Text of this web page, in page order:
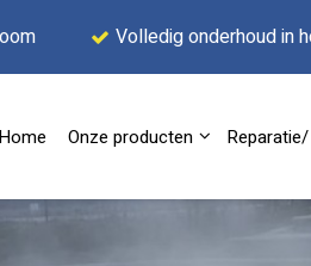
Volledig onderhoud in
Home Onze producten